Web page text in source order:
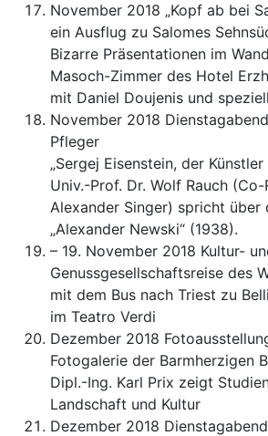
November 2018 „Kopf ab bei
ein Ausflug zu Salomes
Bizarre Präsentationen im
Masoch-Zimmer des Hotel
mit Daniel Doujenis und
November 2018
Pfleger
„Sergej Eisenstein, der
Univ.-Prof. Dr. Wolf Rauch (Co-
Alexander Singer) spricht über
„Alexander Newski“ (1938).
– 19. November 2018 Kultur-
Genussgesellschaftsreise des
mit dem Bus nach Triest zu
im Teatro Verdi
Dezember 2018
Fotogalerie der Barmherzigen
Dipl.-Ing. Karl Prix zeigt
Landschaft und Kultur
Dezember 2018